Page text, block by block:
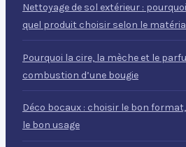
Nettoyage de sol extérieur :
quel produit choisir selon le
Pourquoi la cire, la mèche et le
combustion d’une bougie
Déco bocaux : choisir le bon
le bon usage